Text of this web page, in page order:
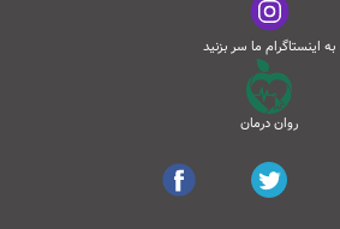
به اینستاگرام ما سر بزنید
روان درمان